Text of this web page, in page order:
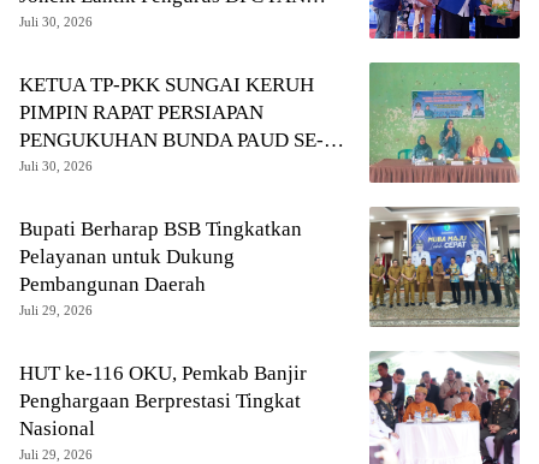
Muratara
Juli 30, 2026
KETUA TP-PKK SUNGAI KERUH
PIMPIN RAPAT PERSIAPAN
PENGUKUHAN BUNDA PAUD SE-
KECAMATAN
Juli 30, 2026
Bupati Berharap BSB Tingkatkan
Pelayanan untuk Dukung
Pembangunan Daerah
Juli 29, 2026
HUT ke-116 OKU, Pemkab Banjir
Penghargaan Berprestasi Tingkat
Nasional
Juli 29, 2026